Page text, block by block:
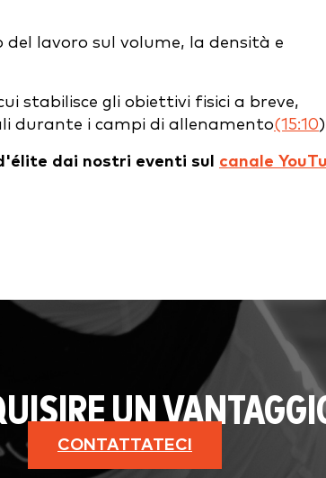
lavoro sul volume, la densità e
stabilisce gli obiettivi fisici a breve,
durante i campi di allenamento(15:10)
dai nostri eventi sul canale
UN
CONTATTATECI